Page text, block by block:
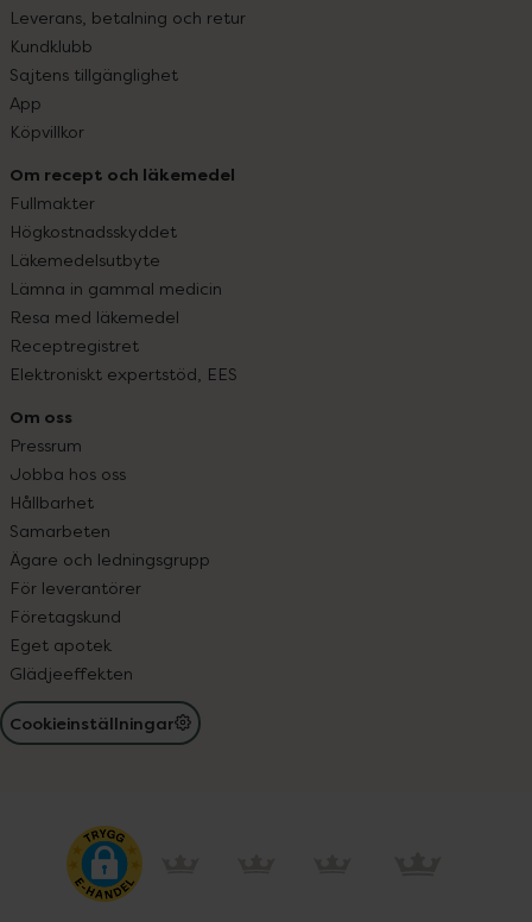
Leverans, betalning och retur
Kundklubb
Sajtens tillgänglighet
App
Köpvillkor
Om recept och läkemedel
Fullmakter
Högkostnadsskyddet
Läkemedelsutbyte
Lämna in gammal medicin
Resa med läkemedel
Receptregistret
Elektroniskt expertstöd, EES
Om oss
Pressrum
Jobba hos oss
Hållbarhet
Samarbeten
Ägare och ledningsgrupp
För leverantörer
Företagskund
Eget apotek
Glädjeeffekten
Cookieinställningar